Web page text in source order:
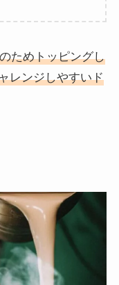
ためトッピングし
レンジしやすいド